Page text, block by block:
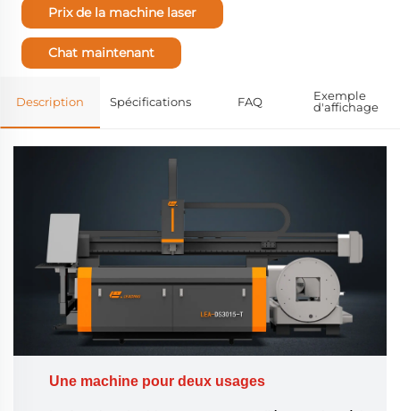
Prix de la machine laser
Chat maintenant
Description Spécifications FAQ
Exemple
d'affichage
Une machine pour deux usages